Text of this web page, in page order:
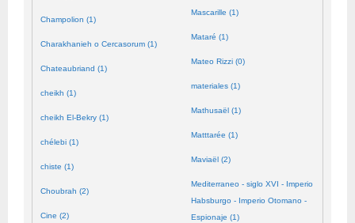
Champolion (1)
Charakhanieh o Cercasorum (1)
Chateaubriand (1)
cheikh (1)
cheikh El-Bekry (1)
chélebi (1)
chiste (1)
Choubrah (2)
Cine (2)
Mascarille (1)
Mataré (1)
Mateo Rizzi (0)
materiales (1)
Mathusaël (1)
Matttarée (1)
Maviaël (2)
Mediterraneo - siglo XVI - Imperio
Habsburgo - Imperio Otomano -
Espionaje (1)